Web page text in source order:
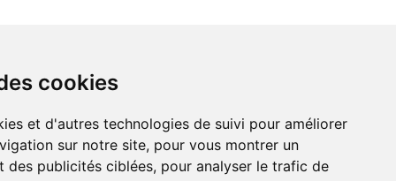
cookies
et d'autres technologies de suivi pour améliorer
sur notre site, pour vous montrer un
des publicités ciblées, pour analyser le trafic de